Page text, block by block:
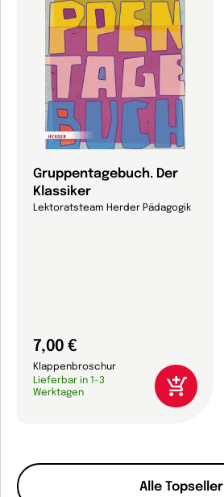
Alle Topseller
Gruppentagebuch. Der
Klassiker
Lektoratsteam Herder Pädagogik
7,00 €
Klappenbroschur
Lieferbar in 1-3
Werktagen